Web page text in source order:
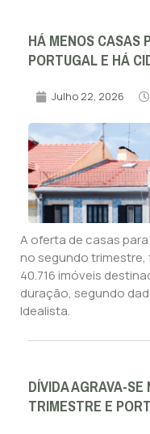
HÁ MENOS CASAS
PORTUGAL E HÁ
Julho 22, 2026
A oferta de casas
no segundo
40.716 imóveis
duração, segundo
Idealista.
DÍVIDA AGRAVA-SE
TRIMESTRE E